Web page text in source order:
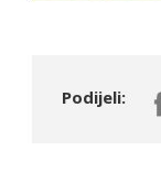
Podijeli: